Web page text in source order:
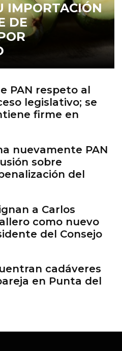
IMPORTACIÓN
DE
PAN respeto al
legislativo; se
firme en
nuevamente PAN
sobre
del
a Carlos
como nuevo
del Consejo
cadáveres
en Punta del